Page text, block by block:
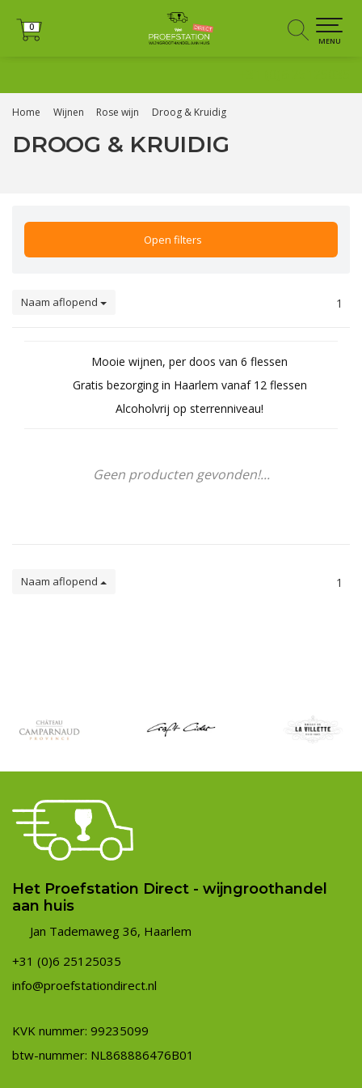
0
0
MENU
Home Wijnen Rose wijn Droog & Kruidig
DROOG & KRUIDIG
Open filters
Naam aflopend 1
Mooie wijnen, per doos van 6 flessen
Gratis bezorging in Haarlem vanaf 12 flessen
Alcoholvrij op sterrenniveau!
Geen producten gevonden!...
Naam aflopend 1
Het Proefstation Direct - wijngroothandel
aan huis
Jan Tademaweg 36, Haarlem
+31 (0)6 25125035
info@proefstationdirect.nl
KVK nummer: 99235099
btw-nummer: NL868886476B01